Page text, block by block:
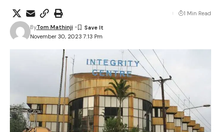
November 30, 2023 7:13 Pm
ByTom Mathinji
1 Min Read